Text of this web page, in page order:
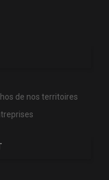
de nos territoires